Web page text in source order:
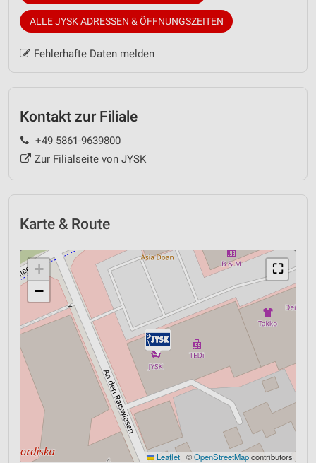
ALLE JYSK ADRESSEN & ÖFFNUNGSZEITEN
Fehlerhafte Daten melden
Kontakt zur Filiale
+49 5861-9639800
Zur Filialseite von JYSK
Karte & Route
⛶
+
−
Leaflet | ©OpenStreetMapcontributors